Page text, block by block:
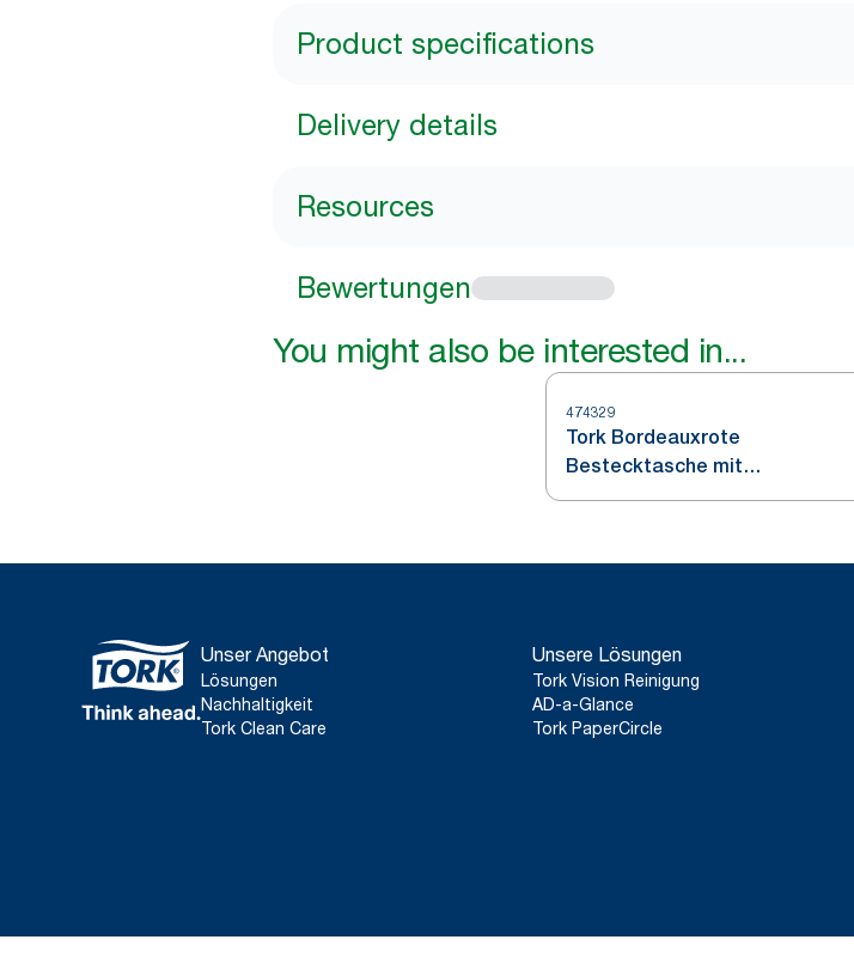
Product specifications
Delivery details
Resources
Bewertungen
You might also be interested in...
474329
Tork Bordeauxrote
Bestecktasche mit
Elfenbeinfarbener Serviette
Unser Angebot
Lösungen
Nachhaltigkeit
Tork Clean Care
Unsere Lösungen
Tork Vision Reinigung
AD-a-Glance
Tork PaperCircle